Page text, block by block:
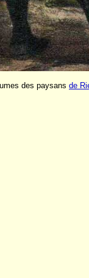
des paysans de